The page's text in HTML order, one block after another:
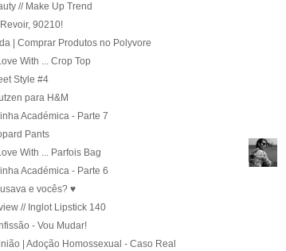
// Make Up Trend
90210!
| Comprar Produtos no Polyvore
With ... Crop Top
Style #4
para H&M
Académica - Parte 7
Pants
With ... Parfois Bag
Académica - Parte 6
e vocês? ♥
// Inglot Lipstick 140
- Vou Mudar!
| Adoção Homossexual - Caso Real